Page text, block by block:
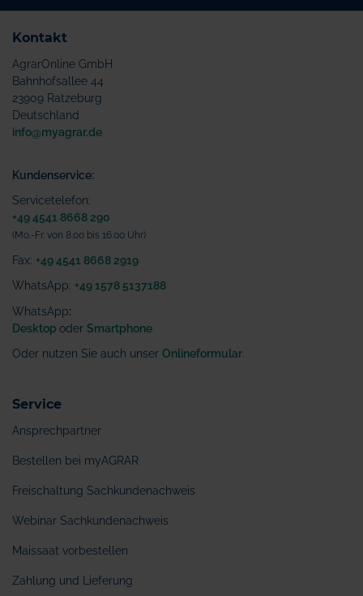
Kontakt
AgrarOnline GmbH
Bahnhofsallee 44
23909 Ratzeburg
Deutschland
info@myagrar.de
Kundenservice:
Servicetelefon:
+49 4541 8668 290
(Mo.-Fr. von 8.00 bis 16.00 Uhr)
Fax: +49 4541 8668 2919
WhatsApp: +49 1578 5137188
WhatsApp:
Desktop oder Smartphone
Oder nutzen Sie auch unser Onlineformular
Service
Ansprechpartner
Bestellen bei myAGRAR
Freischaltung Sachkundenachweis
Webinar Sachkundenachweis
Maissaat vorbestellen
Zahlung und Lieferung